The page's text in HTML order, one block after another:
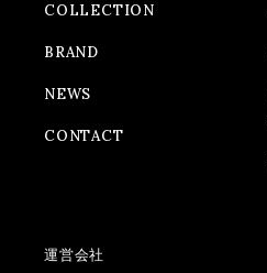
COLLECTION
BRAND
NEWS
CONTACT
運営会社